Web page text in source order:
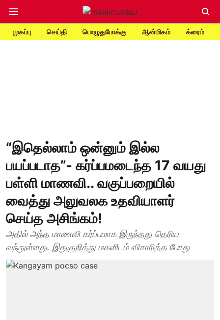
முகப்பு செய்தி பொழுதுபோக்கு ஆன்மிகம் க்ரைம்
“இதெல்லாம் ஒன்னும் இல்ல
பயப்படாத”- கர்ப்பமடைந்த 17 வயது
பள்ளி மாணவி.. வகுப்பறையில்
வைத்து அலுவலக உதவியாளர்
செய்த அசிங்கம்!
அதில் அந்த மாணவி கர்ப்பமாக இருந்தது தெரிய
வந்துள்ளது. இதுகுறித்து மகளிடம் விசாரித்த போது